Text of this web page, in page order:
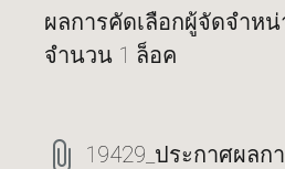
ผลการคัดเลือกผู้จัดจำหน่
จำนวน 1 ล็อค
19429_ประกาศผลก